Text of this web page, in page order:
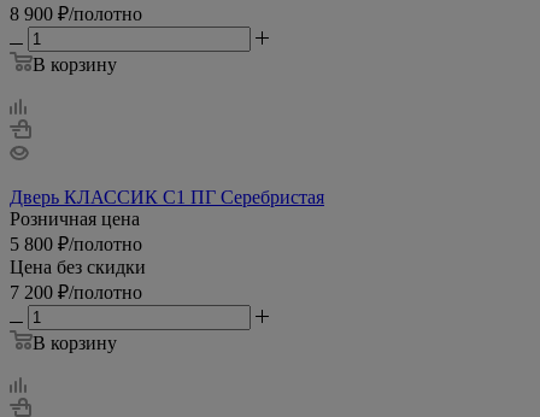
8 900 ₽/полотно
В корзину
Дверь КЛАССИК С1 ПГ Серебристая
Розничная цена
5 800 ₽/полотно
Цена без скидки
7 200 ₽/полотно
В корзину